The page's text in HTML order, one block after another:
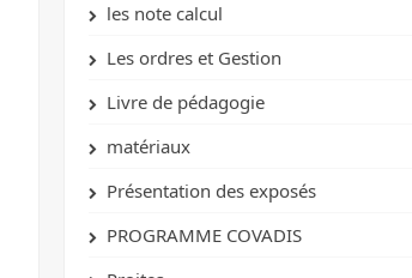
les note calcul
Les ordres et Gestion
Livre de pédagogie
matériaux
Présentation des exposés
PROGRAMME COVADIS